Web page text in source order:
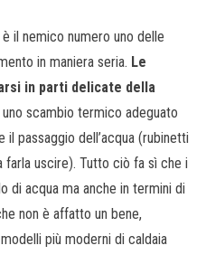
il nemico numero uno delle
in maniera seria. Le
in parti delicate della
scambio termico adeguato
passaggio dell’acqua (rubinetti
uscire). Tutto ciò fa sì che i
di acqua ma anche in termini di
non è affatto un bene,
più moderni di caldaia